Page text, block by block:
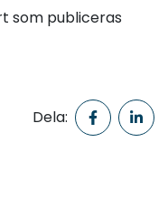
som publiceras
Dela: